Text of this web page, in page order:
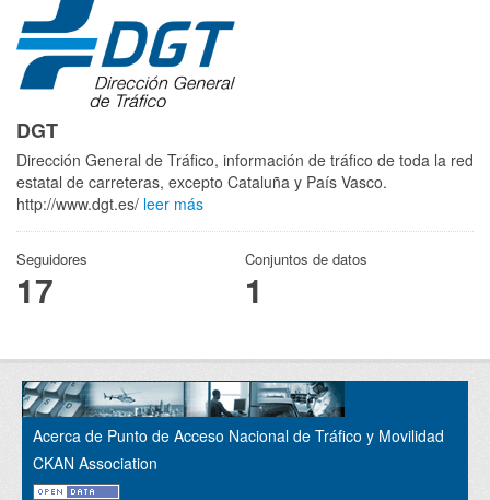
DGT
Dirección General de Tráfico, información de tráfico de toda la red
estatal de carreteras, excepto Cataluña y País Vasco.
http://www.dgt.es/ leer más
Seguidores
17
Conjuntos de datos
1
Acerca de Punto de Acceso Nacional de Tráfico y Movilidad
CKAN Association